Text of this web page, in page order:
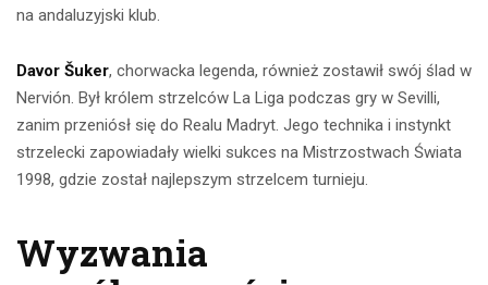
na andaluzyjski klub.
Davor Šuker, chorwacka legenda, również zostawił swój ślad w
Nervión. Był królem strzelców La Liga podczas gry w Sevilli,
zanim przeniósł się do Realu Madryt. Jego technika i instynkt
strzelecki zapowiadały wielki sukces na Mistrzostwach Świata
1998, gdzie został najlepszym strzelcem turnieju.
Wyzwania